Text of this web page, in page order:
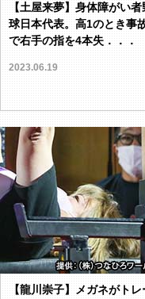
【土屋来夢】身体障がい者
球日本代表。高1のとき事
で右手の指を4本失．．．
2023.06.19
【龍川崇子】メガネがトレ